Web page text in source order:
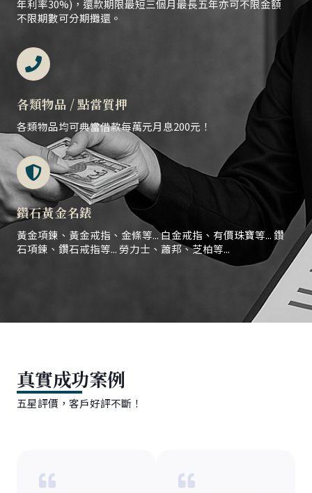
年利率30%)，還款期限最短三個月最長五年亦可不限金額
不限期數可分期攤還。
各類物品 / 點當質押
各類物品均可典當借款每萬元月息200元！
鑽石黃金名錶
黃金項鍊、黃金戒指、金條等... 白金戒指、有價珠寶等... 鑽
石項鍊、鑽石戒指等... 勞力士、蕭邦、芝柏等...
真實成功案例
五星評價，客戶好評不斷！